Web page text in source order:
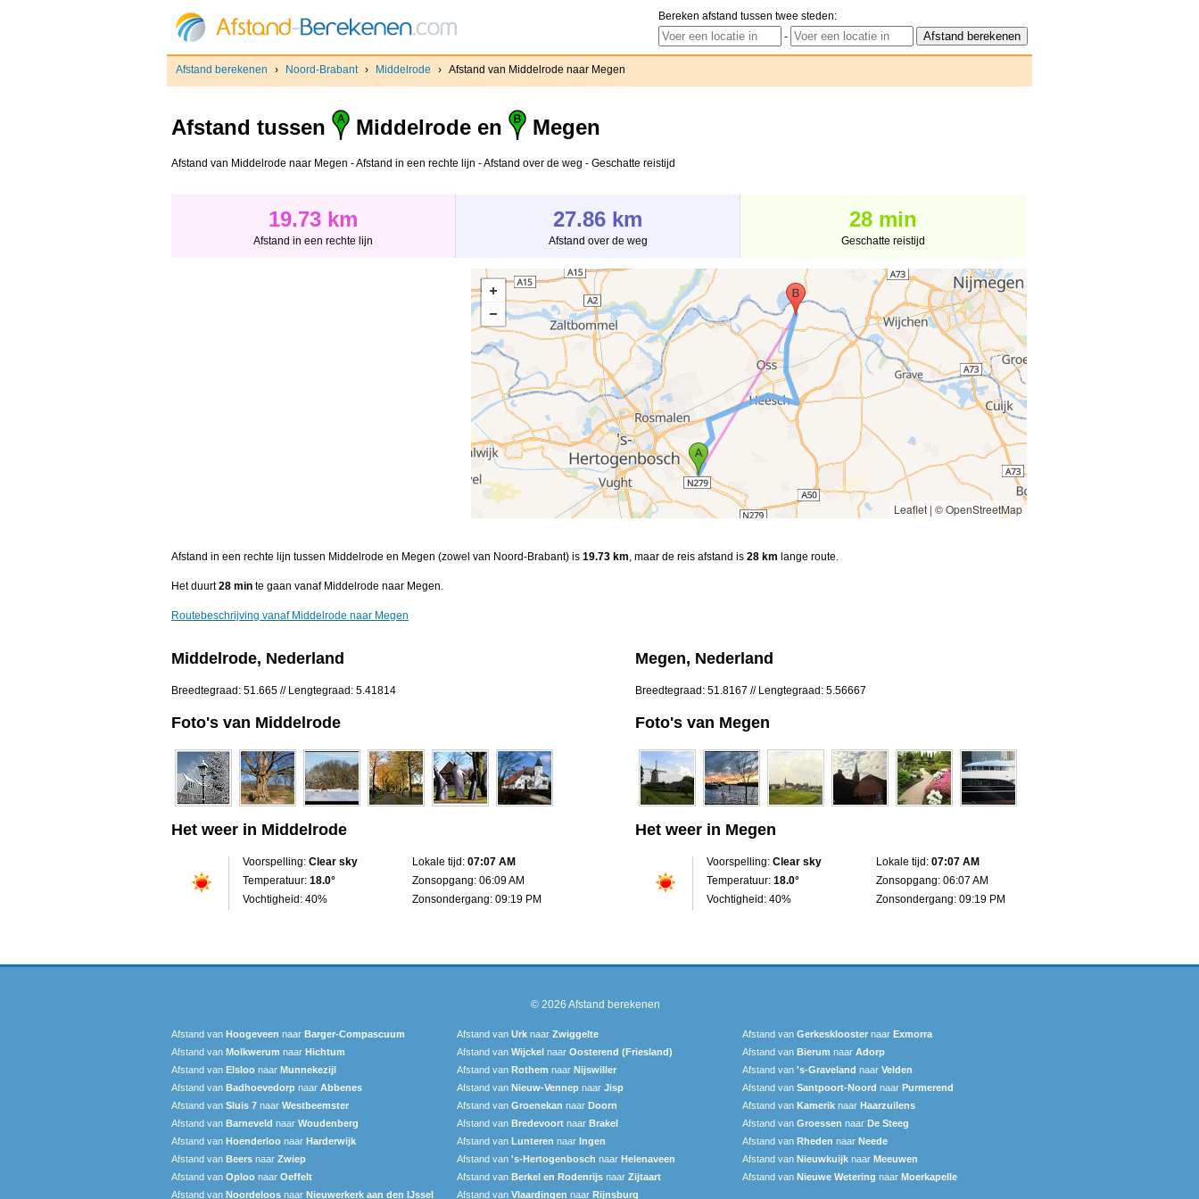
Bereken afstand tussen twee steden:
-
Afstand berekenen › Noord-Brabant › Middelrode › Afstand van Middelrode naar Megen
Afstand tussen Middelrode en Megen
Afstand van Middelrode naar Megen - Afstand in een rechte lijn - Afstand over de weg - Geschatte reistijd
19.73 km
Afstand in een rechte lijn
27.86 km
Afstand over de weg
28 min
Geschatte reistijd
Leaflet | © OpenStreetMap
Afstand in een rechte lijn tussen Middelrode en Megen (zowel van Noord-Brabant) is 19.73 km, maar de reis afstand is 28 km lange route.
Het duurt28 min te gaan vanaf Middelrode naar Megen.
Routebeschrijving vanaf Middelrode naar Megen
Middelrode, Nederland
Breedtegraad: 51.665 // Lengtegraad: 5.41814
Foto's van Middelrode
Het weer in Middelrode
Voorspelling: Clear sky
Temperatuur: 18.0°
Vochtigheid: 40%
Lokale tijd: 07:07 AM
Zonsopgang: 06:09 AM
Zonsondergang: 09:19 PM
Megen, Nederland
Breedtegraad: 51.8167 // Lengtegraad: 5.56667
Foto's van Megen
Het weer in Megen
Voorspelling: Clear sky
Temperatuur: 18.0°
Vochtigheid: 40%
Lokale tijd: 07:07 AM
Zonsopgang: 06:07 AM
Zonsondergang: 09:19 PM
© 2026 Afstand berekenen
Afstand van Hoogeveen naar Barger-Compascuum Afstand van Urk naar Zwiggelte Afstand van Gerkesklooster naar Exmorra
Afstand van Molkwerum naar Hichtum Afstand van Wijckel naar Oosterend (Friesland) Afstand van Bierum naar Adorp
Afstand van Elsloo naar Munnekezijl Afstand van Rothem naar Nijswiller Afstand van 's-Graveland naar Velden
Afstand van Badhoevedorp naar Abbenes Afstand van Nieuw-Vennep naar Jisp Afstand van Santpoort-Noord naar Purmerend
Afstand van Sluis 7 naar Westbeemster Afstand van Groenekan naar Doorn Afstand van Kamerik naar Haarzuilens
Afstand van Barneveld naar Woudenberg Afstand van Bredevoort naar Brakel Afstand van Groessen naar De Steeg
Afstand van Hoenderloo naar Harderwijk Afstand van Lunteren naar Ingen Afstand van Rheden naar Neede
Afstand van Beers naar Zwiep Afstand van 's-Hertogenbosch naar Helenaveen Afstand van Nieuwkuijk naar Meeuwen
Afstand van Oploo naar Oeffelt Afstand van Berkel en Rodenrijs naar Zijtaart Afstand van Nieuwe Wetering naar Moerkapelle
Afstand van Noordeloos naar Nieuwerkerk aan den IJssel Afstand van Vlaardingen naar Rijnsburg